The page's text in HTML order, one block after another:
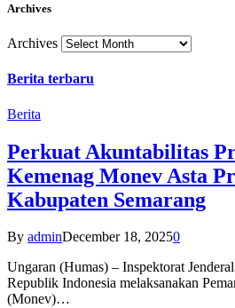
Archives
Archives
Berita terbaru
Berita
Perkuat Akuntabilitas
Kemenag Monev Asta
Kabupaten Semarang
By adminDecember 18, 20250
Ungaran (Humas) – Inspektorat
Republik Indonesia melaksanakan
(Monev)…